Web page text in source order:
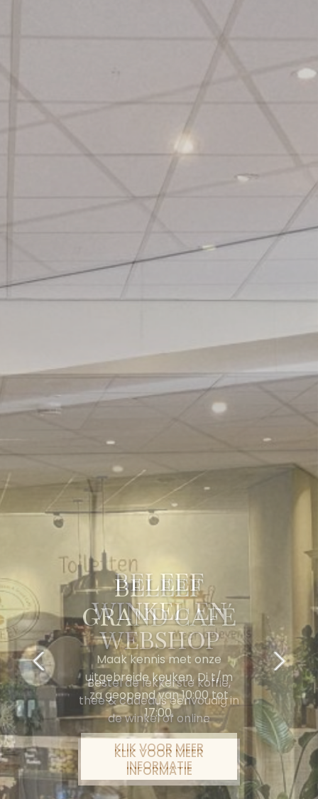
BELEEF
GRAND CAFÉ
Maak kennis met onze
uitgebreide keuken. Di t/m
za geopend van 10:00 tot
17:00.
KLIK VOOR MEER
INFORMATIE